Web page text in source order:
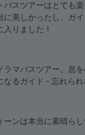
バスツアーはとても楽
に美しかったし、ガ
りました！
ラマバスツアー。息
なるガイド - 忘れられ
ンは本当に素晴らし